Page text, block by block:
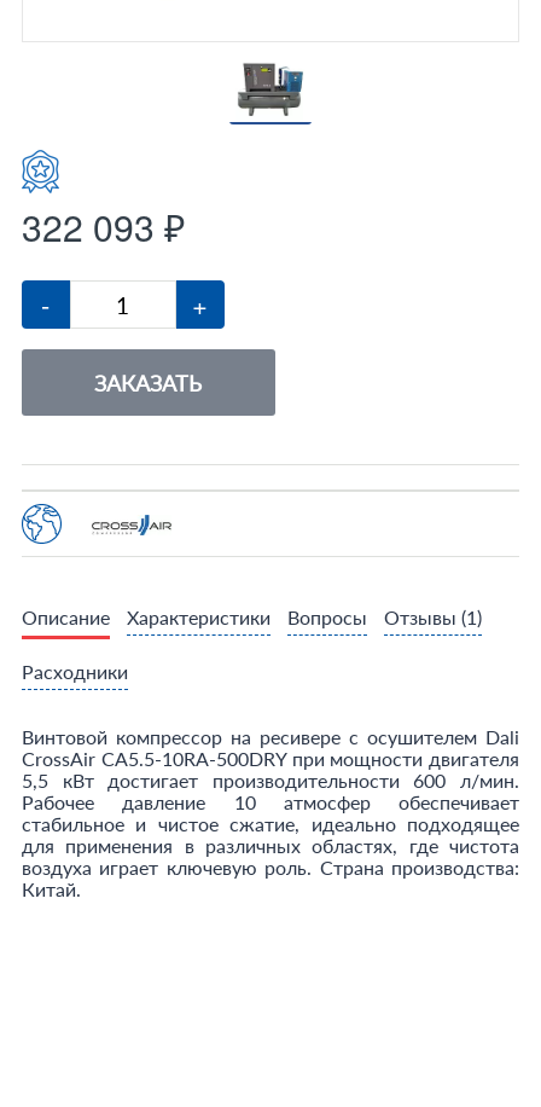
322 093 ₽
- +
ЗАКАЗАТЬ
Описание Характеристики Вопросы Отзывы (1)
Расходники
Винтовой компрессор на ресивере с осушителем Dali
CrossAir CA5.5-10RA-500DRY при мощности двигателя
5,5 кВт достигает производительности 600 л/мин.
Рабочее давление 10 атмосфер обеспечивает
стабильное и чистое сжатие, идеально подходящее
для применения в различных областях, где чистота
воздуха играет ключевую роль. Страна производства:
Китай.